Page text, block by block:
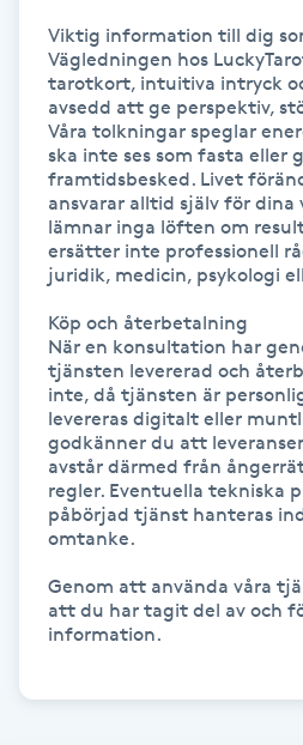
Laserbehandling
Lashlift Keratin
LED-ljusterapi
Liktornar
LPG
LPG-behandling
LPG-massage
Luggklippning
Lymfmassage
Viktig information till dig
Vägledningen hos
tarotkort, intuitiva intryck
avsedd att ge perspektiv,
Våra tolkningar speglar
ska inte ses som fasta eller
framtidsbesked. Livet
ansvarar alltid själv för dina
lämnar inga löften om
ersätter inte professionell
juridik, medicin, psykologi
Köp och återbetalning
När en konsultation har
tjänsten levererad och
inte, då tjänsten är
levereras digitalt eller
godkänner du att
avstår därmed från
regler. Eventuella tekniska
påbörjad tjänst hanteras
omtanke.
Genom att använda våra
att du har tagit del av och
information.